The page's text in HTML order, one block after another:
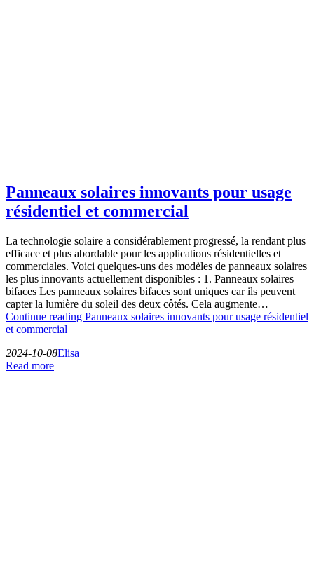
Panneaux solaires innovants pour usage
résidentiel et commercial
La technologie solaire a considérablement progressé, la rendant plus
efficace et plus abordable pour les applications résidentielles et
commerciales. Voici quelques-uns des modèles de panneaux solaires
les plus innovants actuellement disponibles : 1. Panneaux solaires
bifaces Les panneaux solaires bifaces sont uniques car ils peuvent
capter la lumière du soleil des deux côtés. Cela augmente…
Continue reading Panneaux solaires innovants pour usage résidentiel
et commercial
2024-10-08Elisa
Read more